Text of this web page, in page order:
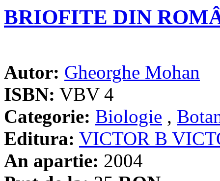
BRIOFITE DIN
Autor: Gheorghe Mohan
ISBN: VBV 4
Categorie: Biologie ,
Editura: VICTOR B
An apartie: 2004